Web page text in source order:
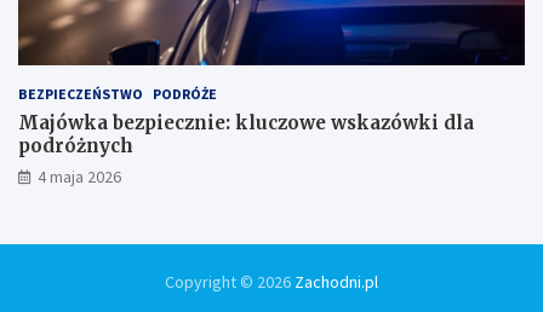
BEZPIECZEŃSTWO PODRÓŻE
Majówka bezpiecznie: kluczowe wskazówki dla
podróżnych
4 maja 2026
Copyright © 2026 Zachodni.pl